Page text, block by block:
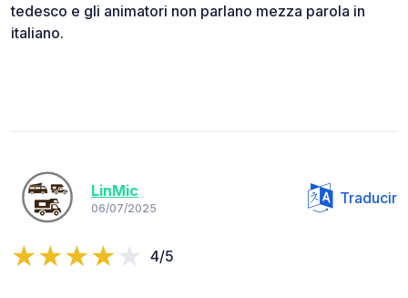
tedesco e gli animatori non parlano mezza parola in
italiano.
LinMic
06/07/2025
Traducir
4/5